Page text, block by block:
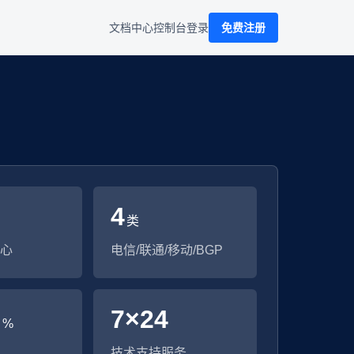
文档中心控制台登录 免费注册
4类
电信/联通/移动/BGP
% 7×24